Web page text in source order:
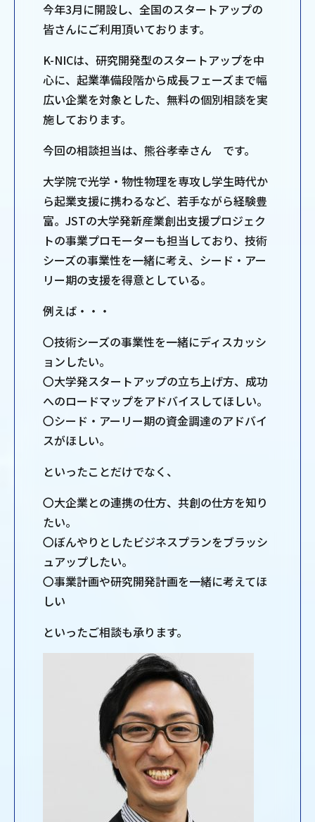
今年3月に開設し、全国のスタートアップの
皆さんにご利用頂いております。
K-NICは、研究開発型のスタートアップを中
心に、起業準備段階から成長フェーズまで幅
広い企業を対象とした、無料の個別相談を実
施しております。
今回の相談担当は、熊谷孝幸さん です。
大学院で光学・物性物理を専攻し学生時代か
ら起業支援に携わるなど、若手ながら経験豊
富。JSTの大学発新産業創出支援プロジェク
トの事業プロモーターも担当しており、技術
シーズの事業性を一緒に考え、シード・アー
リー期の支援を得意としている。
例えば・・・
〇技術シーズの事業性を一緒にディスカッシ
ョンしたい。
〇大学発スタートアップの立ち上げ方、成功
へのロードマップをアドバイスしてほしい。
〇シード・アーリー期の資金調達のアドバイ
スがほしい。
といったことだけでなく、
〇大企業との連携の仕方、共創の仕方を知り
たい。
〇ぼんやりとしたビジネスプランをブラッシ
ュアップしたい。
〇事業計画や研究開発計画を一緒に考えてほ
しい
といったご相談も承ります。